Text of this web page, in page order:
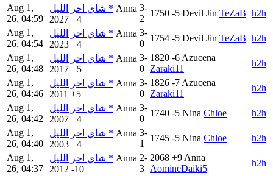
Aug 1,
26, 04:59
شاي اخر الليل * Anna
2027 +4
3-
2
1750 -5 Devil Jin TeZaB h2h
Aug 1,
26, 04:54
شاي اخر الليل * Anna
2023 +4
3-
0
1754 -5 Devil Jin TeZaB h2h
Aug 1,
26, 04:48
شاي اخر الليل * Anna
2017 +5
3-
0
1820 -6 Azucena
Zaraki11
h2h
Aug 1,
26, 04:46
شاي اخر الليل * Anna
2011 +5
3-
0
1826 -7 Azucena
Zaraki11
h2h
Aug 1,
26, 04:42
شاي اخر الليل * Anna
2007 +4
3-
0
1740 -5 Nina Chloe
h2h
Aug 1,
26, 04:40
شاي اخر الليل * Anna
2003 +4
3-
1
1745 -5 Nina Chloe
h2h
Aug 1,
26, 04:37
شاي اخر الليل * Anna
2012 -10
2-
3
2068 +9 Anna
AomineDaiki5
h2h